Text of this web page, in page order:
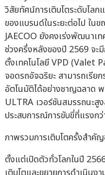
วิสัยทัศน์การเติบโตระดับโล
ของแบรนด์ในระยะต่อไป ใน
JAECOO ยังคงเร่งพัฒนาเท
ช่วงครึ่งหลังของปี 2569 จะ
ตั้งเทคโนโลยี VPD (Valet
จอดรถอัจฉริยะ สามารถเรีย
อัตโนมัติได้อย่างชาญฉลาด
ULTRA เวอร์ชันสมรรถนะสู
ประสบการณ์การขับขี่ที่แรงก
ภาพรวมการเติบโตครั้งสำคั
ตั้งแต่เปิดตัวทั่วโลกในปี